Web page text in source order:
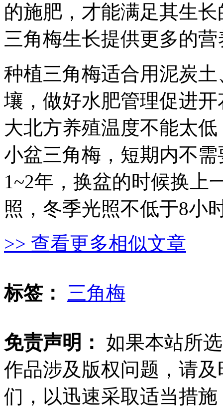
的施肥，才能满足其生
三角梅生长提供更多的
种植三角梅适合用泥炭
壤，做好水肥管理促进
大北方养殖温度不能太
小盆三角梅，短期内不
1~2年，换盆的时候换上
照，冬季光照不低于8小
>> 查看更多相似文章
标签： 三角梅
免责声明：
如果本站所
作品涉及版权问题，请
们，以迅速采取适当措